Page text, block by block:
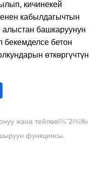
кичинекей
кабылдагычтын
алыстан башкаруунун
бекемделсе бетон
өткөргүчтүн
жана тейлөөï¼ˆ2ï¼‰
функциясы.